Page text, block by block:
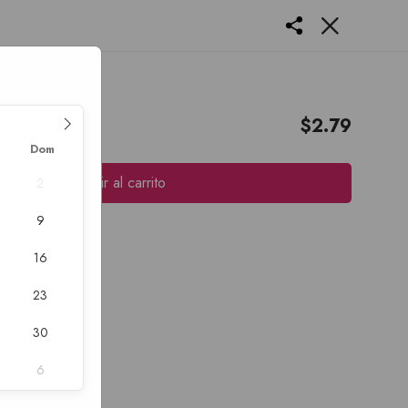
$2.79
Añadir al carrito
Dom
9
16
23
30
6